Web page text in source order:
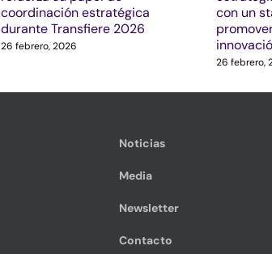
coordinación estratégica
durante Transfiere 2026
26 febrero, 2026
con un
26 febrero,
Noticias
Media
Newsletter
Contacto